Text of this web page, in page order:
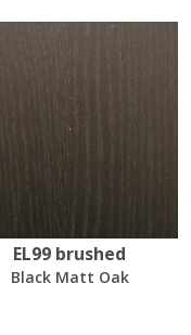
EL99 brushed
Black Matt Oak